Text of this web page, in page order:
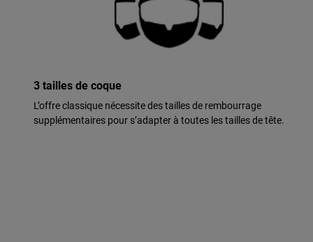
3 tailles de coque
L’offre classique nécessite des tailles de rembourrage
supplémentaires pour s’adapter à toutes les tailles de tête.